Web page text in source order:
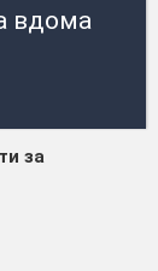
вдома
за